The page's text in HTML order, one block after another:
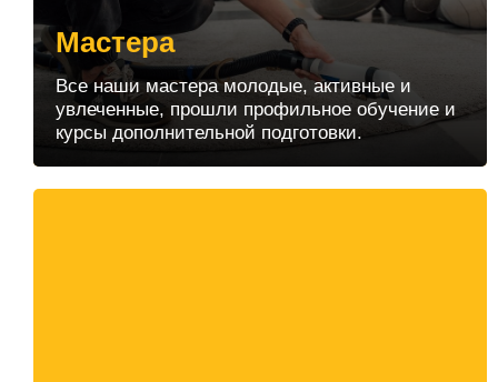
Мастера
Все наши мастера молодые, активные и
увлеченные, прошли профильное обучение и
курсы дополнительной подготовки.